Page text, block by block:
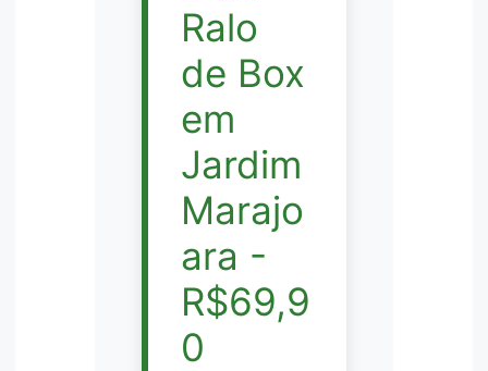
Ralo
de Box
em
Jardim
Marajo
ara -
R$69,9
0